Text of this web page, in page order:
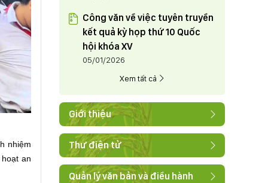
nhiệm
an
Công văn về việc tuyên truyền
kết quả kỳ họp thứ 10 Quốc
hội khóa XV
05/01/2026
Xem tất cả
Giới thiệu
Thư điện tử
Quản lý văn bản và điều hành